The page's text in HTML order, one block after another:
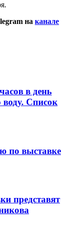
на канале
в день
Список
по выставке
представят